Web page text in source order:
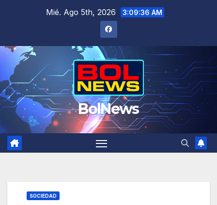
Mié. Ago 5th, 2026 3:09:37 AM
BolNews
SOCIEDAD